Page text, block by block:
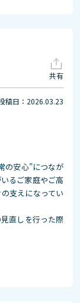
共有
稿日：2026.03.23
の安心”につなが
るご家庭やご高
支えになってい
直しを行った際